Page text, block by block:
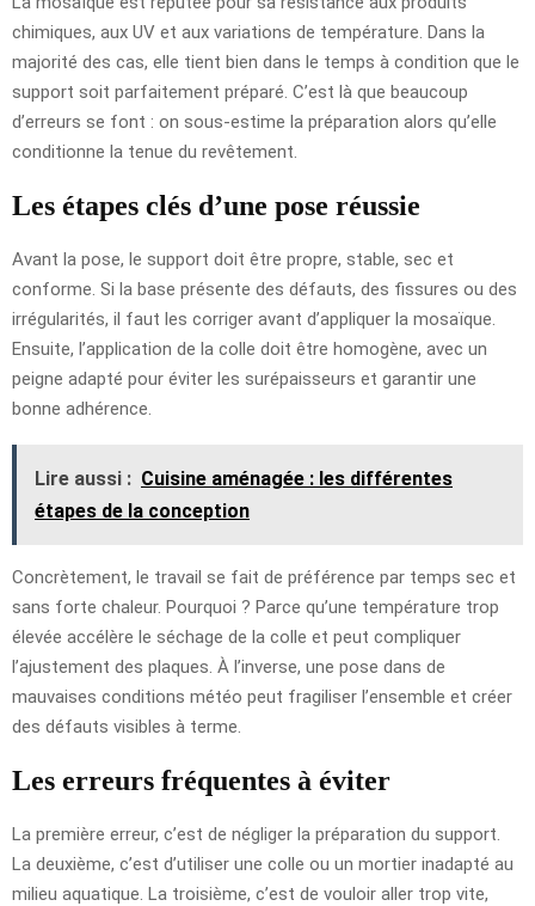
chimiques, aux UV et aux variations de température. Dans la
majorité des cas, elle tient bien dans le temps à condition que le
support soit parfaitement préparé. C’est là que beaucoup
d’erreurs se font : on sous-estime la préparation alors qu’elle
conditionne la tenue du revêtement.
Les étapes clés d’une pose réussie
Avant la pose, le support doit être propre, stable, sec et
conforme. Si la base présente des défauts, des fissures ou des
irrégularités, il faut les corriger avant d’appliquer la mosaïque.
Ensuite, l’application de la colle doit être homogène, avec un
peigne adapté pour éviter les surépaisseurs et garantir une
bonne adhérence.
Lire aussi : Cuisine aménagée : les différentes
étapes de la conception
Concrètement, le travail se fait de préférence par temps sec et
sans forte chaleur. Pourquoi ? Parce qu’une température trop
élevée accélère le séchage de la colle et peut compliquer
l’ajustement des plaques. À l’inverse, une pose dans de
mauvaises conditions météo peut fragiliser l’ensemble et créer
des défauts visibles à terme.
Les erreurs fréquentes à éviter
La première erreur, c’est de négliger la préparation du support.
La deuxième, c’est d’utiliser une colle ou un mortier inadapté au
milieu aquatique. La troisième, c’est de vouloir aller trop vite,